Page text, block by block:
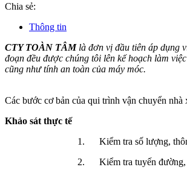
Chia sẻ:
Thông tin
CTY TOÀN TÂMlà đơn vị đầu tiên áp dụng
đoạn đều được chúng tôi lên kế hoạch làm
cũng như tính an toàn của máy móc.
Các bước cơ bản của qui trình vận chuyển
Khảo sát thực tế
1. Kiểm tra số lượng,
2. Kiểm tra tuyến đường,